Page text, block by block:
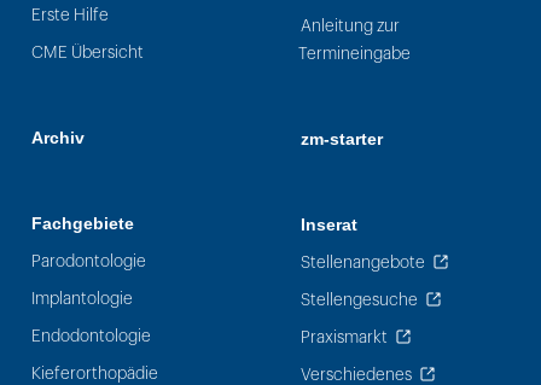
Erste Hilfe
CME Übersicht
Archiv
Fachgebiete
Parodontologie
Implantologie
Endodontologie
Kieferorthopädie
Anleitung zur
Termineingabe
zm-starter
Inserat
Stellenangebote
Stellengesuche
Praxismarkt
Verschiedenes